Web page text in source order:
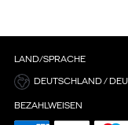
LAND/SPRACHE
DEUTSCHLAND /
BEZAHLWEISEN